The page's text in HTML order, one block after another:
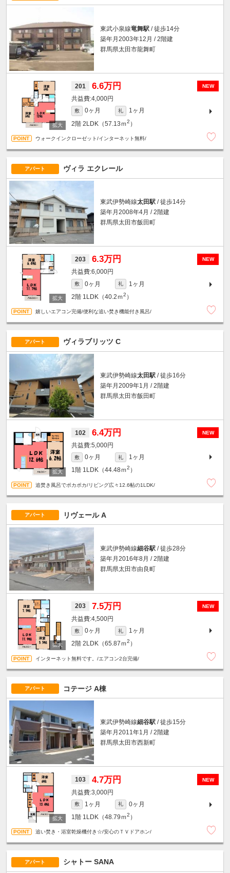
東武小泉線竜舞駅 / 徒歩14分
築年月2003年12月 / 2階建
群馬県太田市龍舞町
NEW
201 6.6万円
4,000円
敷 0ヶ月 礼
1ヶ月
2階 2LDK（57.13ｍ2 ）
ウォークインクローゼット/インターネット無料/
アパート ヴィラ エクレール
東武伊勢崎線太田駅 / 徒歩14分
築年月2008年4月 / 2階建
群馬県太田市飯田町
NEW
203 6.3万円
6,000円
敷 0ヶ月 礼
1ヶ月
2階 1LDK（40.2ｍ2 ）
嬉しいエアコン完備/便利な追い焚き機能付き風呂/
アパート ヴィラブリッツ C
東武伊勢崎線太田駅 / 徒歩16分
築年月2009年1月 / 2階建
群馬県太田市飯田町
NEW
102 6.4万円
5,000円
敷 0ヶ月 礼
1ヶ月
1階 1LDK（44.48ｍ2 ）
追焚き風呂でポカポカ/リビング広々12.6帖の1LDK/
アパート リヴェール A
東武伊勢崎線細谷駅 / 徒歩28分
築年月2016年8月 / 2階建
群馬県太田市由良町
NEW
203 7.5万円
4,500円
敷 0ヶ月 礼
1ヶ月
2階 2LDK（65.87ｍ2 ）
インターネット無料です。/エアコン2台完備/
アパート コテージ A棟
東武伊勢崎線細谷駅 / 徒歩15分
築年月2011年1月 / 2階建
群馬県太田市西新町
NEW
103 4.7万円
3,000円
敷 1ヶ月 礼
0ヶ月
1階 1LDK（48.79ｍ2 ）
追い焚き・浴室乾燥機付き☆/安心のＴＶドアホン/
アパート シャトー SANA